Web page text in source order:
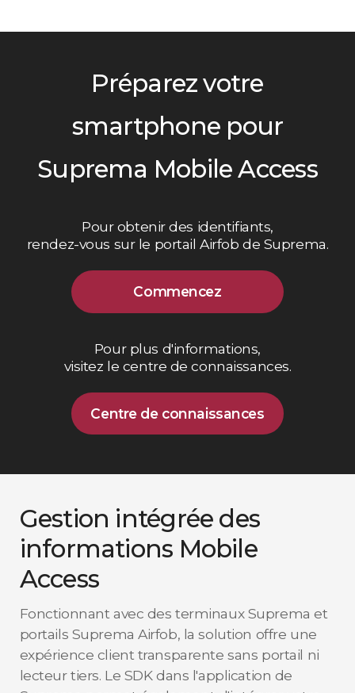
Préparez votre
smartphone pour
Suprema Mobile Access
Pour obtenir des identifiants,
rendez-vous sur le portail Airfob de Suprema.
Commencez
Pour plus d'informations,
visitez le centre de connaissances.
Centre de connaissances
Gestion intégrée des
informations Mobile
Access
Fonctionnant avec des terminaux Suprema et
portails Suprema Airfob, la solution offre une
expérience client transparente sans portail ni
lecteur tiers. Le SDK dans l'application de